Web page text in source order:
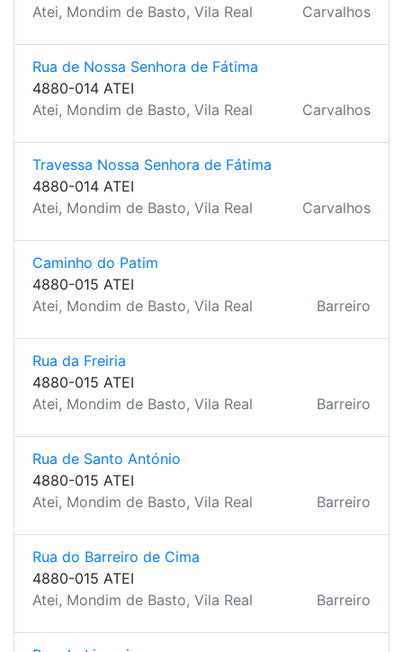
Atei, Mondim de Basto, Vila Real
Carvalhos
Rua de Nossa Senhora de Fátima
4880-014 ATEI
Atei, Mondim de Basto, Vila Real
Carvalhos
Travessa Nossa Senhora de Fátima
4880-014 ATEI
Atei, Mondim de Basto, Vila Real
Carvalhos
Caminho do Patim
4880-015 ATEI
Atei, Mondim de Basto, Vila Real
Barreiro
Rua da Freiria
4880-015 ATEI
Atei, Mondim de Basto, Vila Real
Barreiro
Rua de Santo António
4880-015 ATEI
Atei, Mondim de Basto, Vila Real
Barreiro
Rua do Barreiro de Cima
4880-015 ATEI
Atei, Mondim de Basto, Vila Real
Barreiro